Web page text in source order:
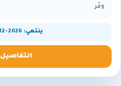
وفّر
ينتهي: 2026-12-31
التفاصيل